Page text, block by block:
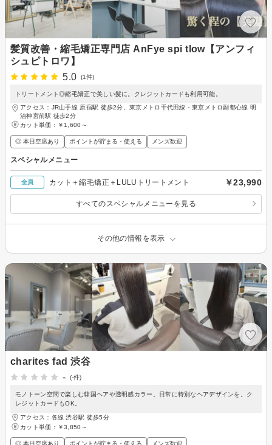
髪質改善・縮毛矯正専門店 AnFye spi tlow【アンフィ
シュピトロワ】
5.0
(1件)
トリートメント◎縮毛矯正で美しい髪に。クレジットカードも利用可能。
アクセス：JR山手線 原宿駅 徒歩2分、東京メトロ千代田線・東京メトロ副都心線 明
治神宮前駅 徒歩2分
カット単価： ￥1,600～
◎ 本日空席あり ポイントが貯まる・使える メンズ歓迎
スペシャルメニュー
全員 カット＋縮毛矯正＋LULUトリートメント ￥23,990
すべてのスペシャルメニューを見る
その他の情報を表示
charites fad 渋谷
-
(-件)
モノトーン空間で楽しむ韓国ヘアや透明感カラー。日常に特別なヘアデザインを。ク
レジットカードもOK。
アクセス：各線 渋谷駅 徒歩5分
カット単価： ￥3,850～
◎ 本日空席あり ポイントが貯まる・使える メンズ歓迎